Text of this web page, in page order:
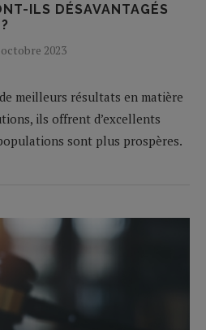
ILS DÉSAVANTAGÉS
octobre 2023
meilleurs résultats en matière
ils offrent d’excellents
sont plus prospères.